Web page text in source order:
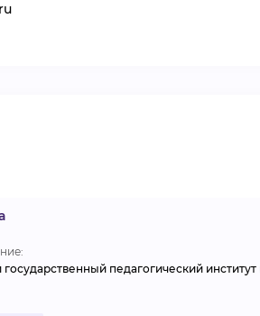
педагогический